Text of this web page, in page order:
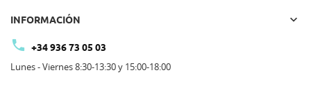
INFORMACIÓN 
 +34 936 73 05 03
Lunes - Viernes 8:30-13:30 y 15:00-18:00